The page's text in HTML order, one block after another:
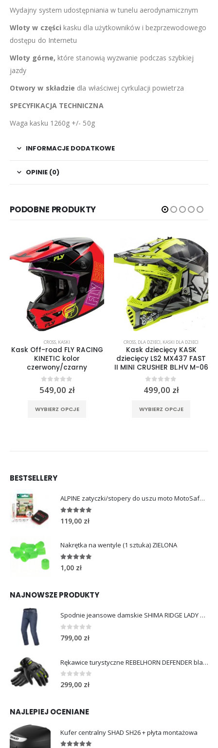
Wydajny system udostępniania w tunelu aerodynamicznym
Wloty w części kasku dla użytkowników i bezprzewodowego
dostępu do Internetu
Wloty górne, które stanowią wyzwanie podczas szybkiej
jazdy
Otwory w składzie dla właściwej cyrkulacji powietrza
SPECYFIKACJA TECHNICZNA
Waga kasku 1260g +/- 50g
INFORMACJE DODATKOWE
OPINIE (0)
PODOBNE PRODUKTY
CROSS, KASKI
Kask Off-road FLY RACING
KINETIC kolor
czerwony/czarny
0 out of 5
549,00 zł
WYBIERZ OPCJE
CROSS, DLA DZIECI, KASKI DLA DZIECI
Kask dziecięcy KASK
dziecięcy LS2 MX437 FAST
II MINI CRUSHER BL.HV M-06
0out of 5
499,00 zł
WYBIERZ OPCJE
BESTSELLERY
ALPINE zatyczki/stopery do uszu moto MotoSafe Pro
4.96out of 5
119,00 zł
Nakrętka na wentyle (1 sztuka) ZIELONA
5.00 out of 5
1,00 zł
NAJNOWSZE PRODUKTY
Spodnie jeansowe damskie SHIMA RIDGE LADY blue
0out of 5
799,00 zł
Rękawice turystyczne REBELHORN DEFENDER black yellow fluo
0 out of 5
299,00 zł
NAJLEPIEJ OCENIANE
Kufer centralny SHAD SH26 + płyta montażowa